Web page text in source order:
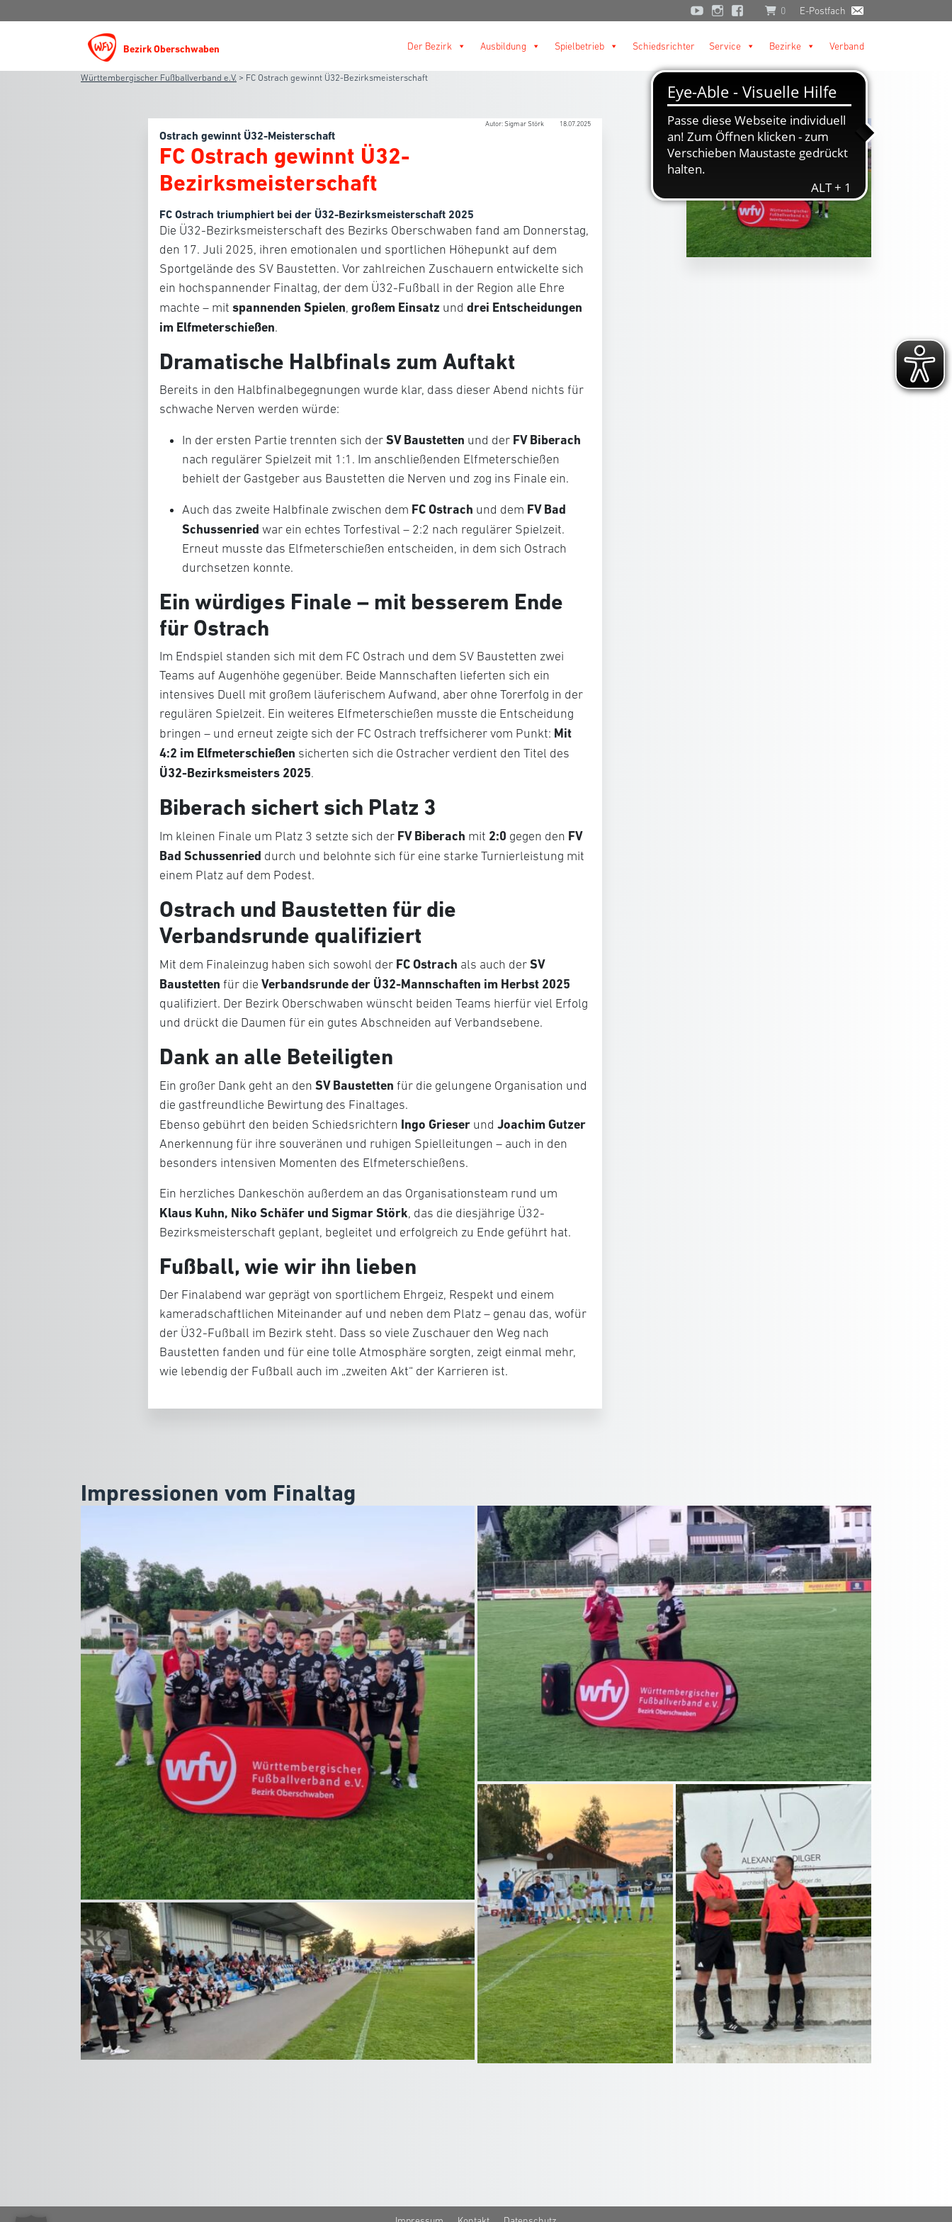
0 E-Postfach
Bezirk Oberschwaben Der Bezirk Ausbildung Spielbetrieb Schiedsrichter Service Bezirke Verband
Württembergischer Fußballverband e.V. > FC Ostrach gewinnt Ü32-Bezirksmeisterschaft
Autor: Sigmar Störk 18.07.2025
Ostrach gewinnt Ü32-Meisterschaft
FC Ostrach gewinnt Ü32-
Bezirksmeisterschaft
FC Ostrach triumphiert bei der Ü32-Bezirksmeisterschaft 2025
Die Ü32-Bezirksmeisterschaft des Bezirks Oberschwaben fand am Donnerstag,
den 17. Juli 2025, ihren emotionalen und sportlichen Höhepunkt auf dem
Sportgelände des SV Baustetten. Vor zahlreichen Zuschauern entwickelte sich
ein hochspannender Finaltag, der dem Ü32-Fußball in der Region alle Ehre
machte – mit spannenden Spielen, großem Einsatz und drei Entscheidungen
im Elfmeterschießen.
Dramatische Halbfinals zum Auftakt
Bereits in den Halbfinalbegegnungen wurde klar, dass dieser Abend nichts für
schwache Nerven werden würde:
In der ersten Partie trennten sich der SV Baustetten und der FV Biberach
nach regulärer Spielzeit mit 1:1. Im anschließenden Elfmeterschießen
behielt der Gastgeber aus Baustetten die Nerven und zog ins Finale ein.
Auch das zweite Halbfinale zwischen dem FC Ostrach und dem FV Bad
Schussenried war ein echtes Torfestival – 2:2 nach regulärer Spielzeit.
Erneut musste das Elfmeterschießen entscheiden, in dem sich Ostrach
durchsetzen konnte.
Ein würdiges Finale – mit besserem Ende
für Ostrach
Im Endspiel standen sich mit dem FC Ostrach und dem SV Baustetten zwei
Teams auf Augenhöhe gegenüber. Beide Mannschaften lieferten sich ein
intensives Duell mit großem läuferischem Aufwand, aber ohne Torerfolg in der
regulären Spielzeit. Ein weiteres Elfmeterschießen musste die Entscheidung
bringen – und erneut zeigte sich der FC Ostrach treffsicherer vom Punkt: Mit
4:2 im Elfmeterschießen sicherten sich die Ostracher verdient den Titel des
Ü32-Bezirksmeisters 2025.
Biberach sichert sich Platz 3
Im kleinen Finale um Platz 3 setzte sich der FV Biberach mit 2:0 gegen den FV
Bad Schussenried durch und belohnte sich für eine starke Turnierleistung mit
einem Platz auf dem Podest.
Ostrach und Baustetten für die
Verbandsrunde qualifiziert
Mit dem Finaleinzug haben sich sowohl der FC Ostrach als auch der SV
Baustetten für die Verbandsrunde der Ü32-Mannschaften im Herbst 2025
qualifiziert. Der Bezirk Oberschwaben wünscht beiden Teams hierfür viel Erfolg
und drückt die Daumen für ein gutes Abschneiden auf Verbandsebene.
Dank an alle Beteiligten
Ein großer Dank geht an den SV Baustetten für die gelungene Organisation und
die gastfreundliche Bewirtung des Finaltages.
Ebenso gebührt den beiden Schiedsrichtern Ingo Grieser und Joachim Gutzer
Anerkennung für ihre souveränen und ruhigen Spielleitungen – auch in den
besonders intensiven Momenten des Elfmeterschießens.
Ein herzliches Dankeschön außerdem an das Organisationsteam rund um
Klaus Kuhn, Niko Schäfer und Sigmar Störk, das die diesjährige Ü32-
Bezirksmeisterschaft geplant, begleitet und erfolgreich zu Ende geführt hat.
Fußball, wie wir ihn lieben
Der Finalabend war geprägt von sportlichem Ehrgeiz, Respekt und einem
kameradschaftlichen Miteinander auf und neben dem Platz – genau das, wofür
der Ü32-Fußball im Bezirk steht. Dass so viele Zuschauer den Weg nach
Baustetten fanden und für eine tolle Atmosphäre sorgten, zeigt einmal mehr,
wie lebendig der Fußball auch im „zweiten Akt“ der Karrieren ist.
Impressionen vom Finaltag